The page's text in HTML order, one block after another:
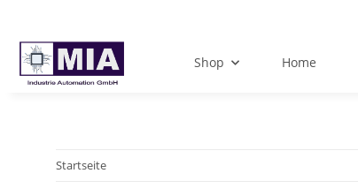
Shop Home
Startseite